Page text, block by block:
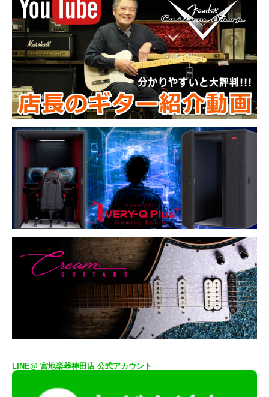
LINE@ 宮地楽器神田店 公式アカウント